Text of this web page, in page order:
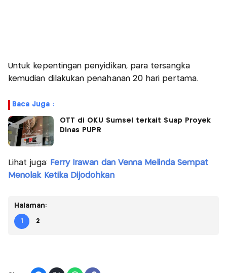
Untuk kepentingan penyidikan, para tersangka
kemudian dilakukan penahanan 20 hari pertama.
Baca Juga :
OTT di OKU Sumsel terkait Suap Proyek
Dinas PUPR
Lihat juga: Ferry Irawan dan Venna Melinda Sempat
Menolak Ketika Dijodohkan
Halaman:
1 2